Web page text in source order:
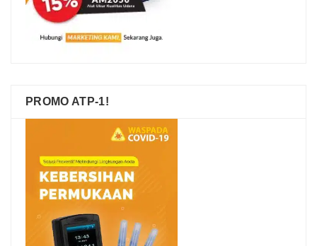
PROMO ATP-1!